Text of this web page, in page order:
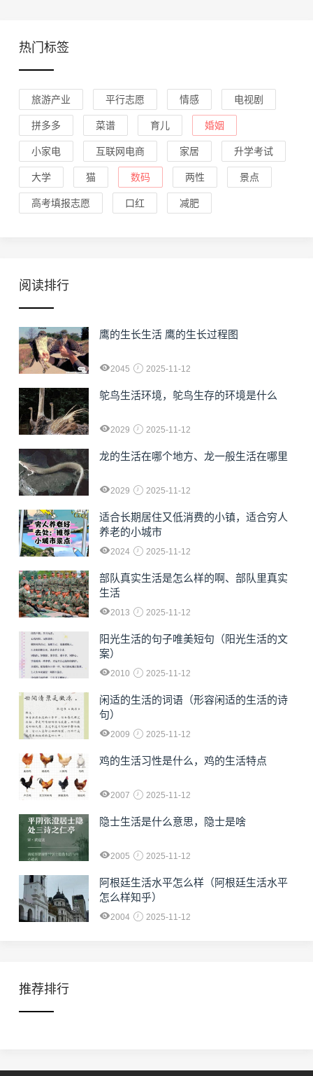
热门标签
旅游产业 平行志愿 情感 电视剧
拼多多 菜谱 育儿 婚姻
小家电 互联网电商 家居 升学考试
大学 猫 数码 两性 景点
高考填报志愿 口红 减肥
阅读排行
鹰的生长生活 鹰的生长过程图
2045 2025-11-12
鸵鸟生活环境，鸵鸟生存的环境是什么
2029 2025-11-12
龙的生活在哪个地方、龙一般生活在哪里
2029 2025-11-12
适合长期居住又低消费的小镇，适合穷人
养老的小城市
2024 2025-11-12
部队真实生活是怎么样的啊、部队里真实
生活
2013 2025-11-12
阳光生活的句子唯美短句（阳光生活的文
案）
2010 2025-11-12
闲适的生活的词语（形容闲适的生活的诗
句）
2009 2025-11-12
鸡的生活习性是什么，鸡的生活特点
2007 2025-11-12
隐士生活是什么意思，隐士是啥
2005 2025-11-12
阿根廷生活水平怎么样（阿根廷生活水平
怎么样知乎）
2004 2025-11-12
推荐排行